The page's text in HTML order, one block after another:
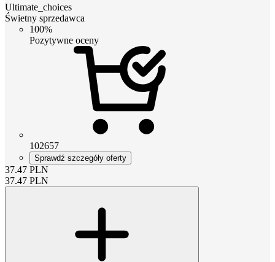
Ultimate_choices
Świetny sprzedawca
100%
Pozytywne oceny
102657
Sprawdź szczegóły oferty
37.47 PLN
37.47 PLN